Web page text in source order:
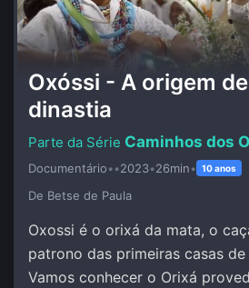
Oxóssi - A origem
dinastia
Caminhos dos
Documentário••2023•26min• 10 anos
De Betse de Paula
Oxossi é o orixá da mata, o
patrono das primeiras casas
Vamos conhecer o Orixá